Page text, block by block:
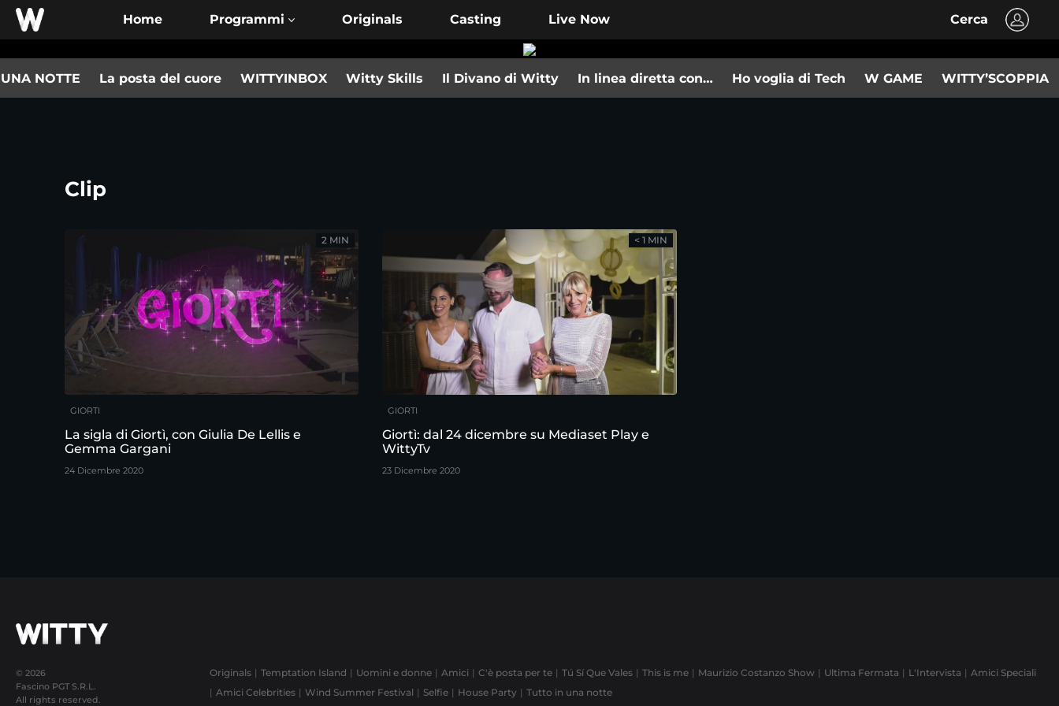
Home Originals Casting Live Now Cerca
NOTTE La posta del cuore WITTYINBOX Witty Skills Il Divano di Witty In linea diretta con… Ho voglia di Tech W GAME WITTY’SCOPPIA
Clip
GIORTI
La sigla di Giortì, con Giulia De Lellis e
Gemma Gargani
24 Dicembre 2020
2 MIN
GIORTI
Giortì: dal 24 dicembre su Mediaset Play e
WittyTv
23 Dicembre 2020
< 1 MIN
© 2026
Fascino PGT S.R.L.
All rights reserved.
Originals Temptation Island Uomini e donne Amici C'è posta per te Tú Sí Que Vales This is me Maurizio Costanzo Show Ultima Fermata L'Intervista
Amici Speciali
Amici Celebrities
Wind Summer Festival Selfie House Party Tutto in una notte